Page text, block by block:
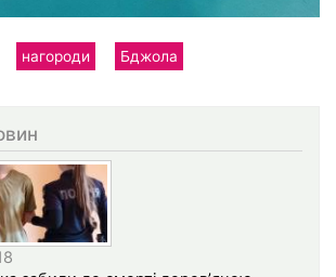
нагороди Бджола